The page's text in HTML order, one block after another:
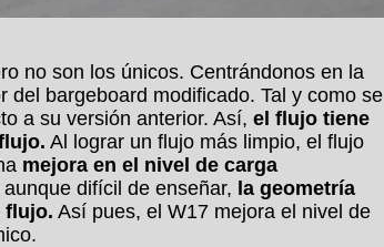
no son los únicos. Centrándonos en la
bargeboard modificado. Tal y como se
a su versión anterior. Así, el flujo tiene
Al lograr un flujo más limpio, el flujo
mejora en el nivel de carga
difícil de enseñar, la geometría
flujo. Así pues, el W17 mejora el nivel de